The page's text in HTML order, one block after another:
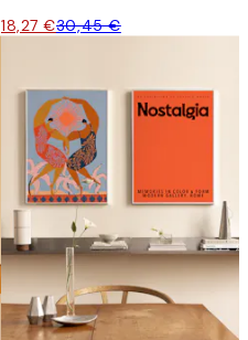
18,27 €30,45 €